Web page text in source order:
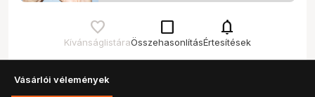
Kívánságlistára
check_box_outline_blank
Összehasonlítás
notifications
Értesítések
Vásárlói vélemények